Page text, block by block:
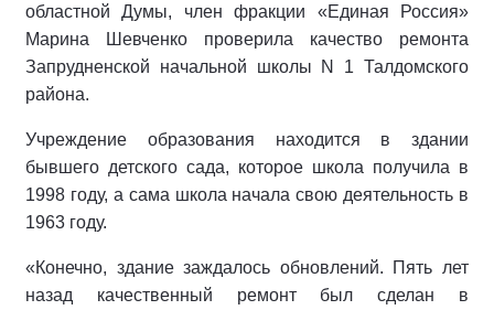
областной Думы, член фракции «Единая Россия»
Марина Шевченко проверила качество ремонта
Запрудненской начальной школы N 1 Талдомского
района.
Учреждение образования находится в здании
бывшего детского сада, которое школа получила в
1998 году, а сама школа начала свою деятельность в
1963 году.
«Конечно, здание заждалось обновлений. Пять лет
назад качественный ремонт был сделан в